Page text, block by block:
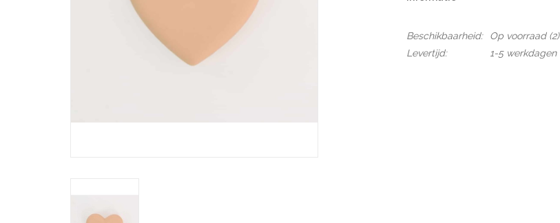
Beschikbaarheid: Op voorraad(2)
Levertijd:
1-5 werkdagen